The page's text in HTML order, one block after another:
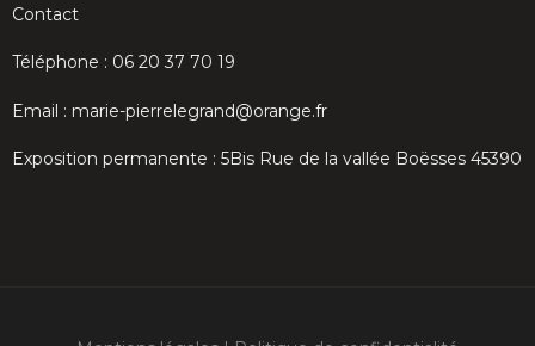
Contact
Téléphone : 06 20 37 70 19
Email : marie-pierrelegrand@orange.fr
Exposition permanente : 5Bis Rue de la vallée Boësses 45390